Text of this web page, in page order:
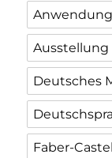
Anwendung
Ausstellung
Deutsches
Faber-Castell